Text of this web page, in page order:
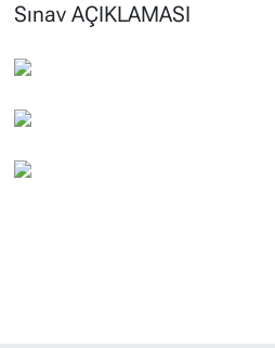
Sınav AÇIKLAMASI